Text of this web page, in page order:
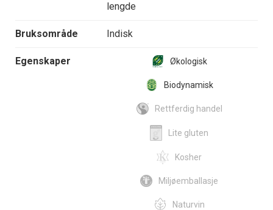
lengde
Bruksområde Indisk
Egenskaper Økologisk
Biodynamisk
Rettferdig handel
Lite gluten
Kosher
Miljøemballasje
Naturvin